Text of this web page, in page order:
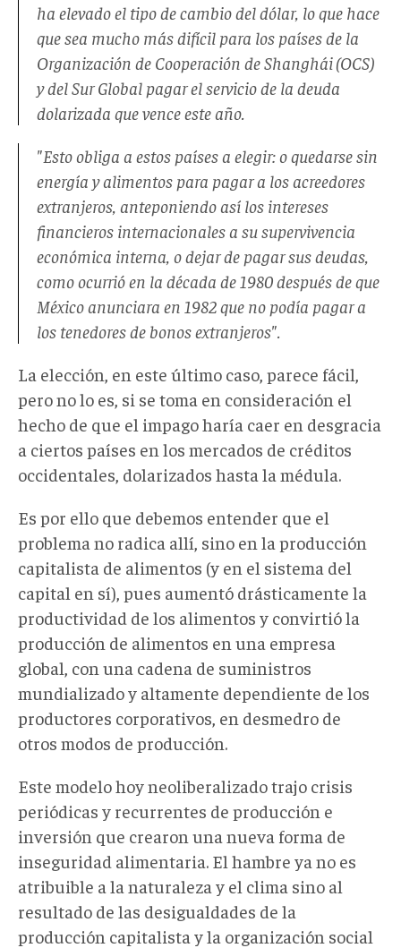
ha elevado el tipo de cambio del dólar, lo que hace
que sea mucho más difícil para los países de la
Organización de Cooperación de Shanghái (OCS)
y del Sur Global pagar el servicio de la deuda
dolarizada que vence este año.
"Esto obliga a estos países a elegir: o quedarse sin
energía y alimentos para pagar a los acreedores
extranjeros, anteponiendo así los intereses
financieros internacionales a su supervivencia
económica interna, o dejar de pagar sus deudas,
como ocurrió en la década de 1980 después de que
México anunciara en 1982 que no podía pagar a
los tenedores de bonos extranjeros".
La elección, en este último caso, parece fácil,
pero no lo es, si se toma en consideración el
hecho de que el impago haría caer en desgracia
a ciertos países en los mercados de créditos
occidentales, dolarizados hasta la médula.
Es por ello que debemos entender que el
problema no radica allí, sino en la producción
capitalista de alimentos (y en el sistema del
capital en sí), pues aumentó drásticamente la
productividad de los alimentos y convirtió la
producción de alimentos en una empresa
global, con una cadena de suministros
mundializado y altamente dependiente de los
productores corporativos, en desmedro de
otros modos de producción.
Este modelo hoy neoliberalizado trajo crisis
periódicas y recurrentes de producción e
inversión que crearon una nueva forma de
inseguridad alimentaria. El hambre ya no es
atribuible a la naturaleza y el clima sino al
resultado de las desigualdades de la
producción capitalista y la organización social